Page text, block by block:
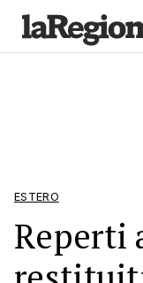
ESTERO
Reperti